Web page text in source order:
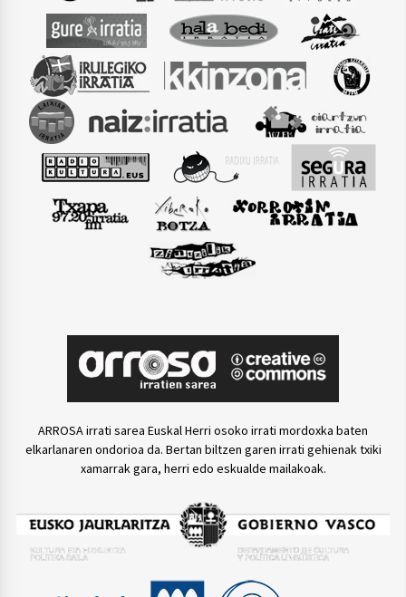
ARROSA irrati sarea Euskal Herri osoko irrati mordoxka baten
elkarlanaren ondorioa da. Bertan biltzen garen irrati gehienak txiki
xamarrak gara, herri edo eskualde mailakoak.